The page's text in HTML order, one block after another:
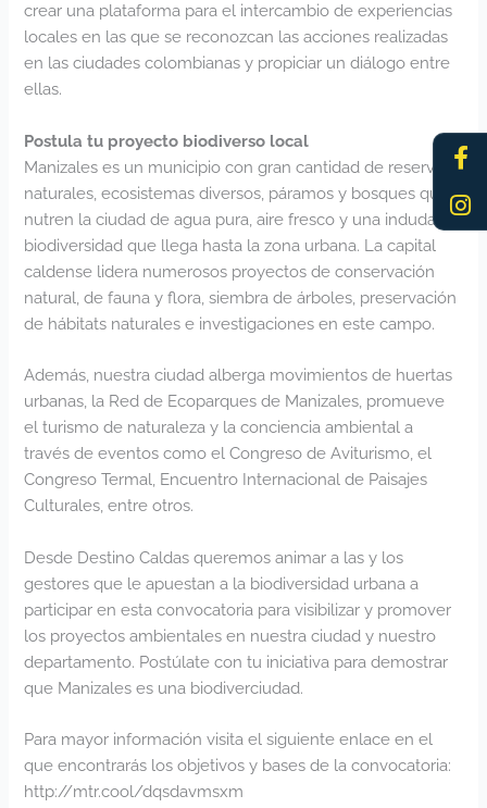
f
crear una plataforma para el intercambio de experiencias
locales en las que se reconozcan las acciones realizadas
en las ciudades colombianas y propiciar un diálogo entre
ellas.
Postula tu proyecto biodiverso local
Manizales es un municipio con gran cantidad de reservas
naturales, ecosistemas diversos, páramos y bosques que
nutren la ciudad de agua pura, aire fresco y una indudable
biodiversidad que llega hasta la zona urbana. La capital
caldense lidera numerosos proyectos de conservación
natural, de fauna y flora, siembra de árboles, preservación
de hábitats naturales e investigaciones en este campo.
Además, nuestra ciudad alberga movimientos de huertas
urbanas, la Red de Ecoparques de Manizales, promueve
el turismo de naturaleza y la conciencia ambiental a
través de eventos como el Congreso de Aviturismo, el
Congreso Termal, Encuentro Internacional de Paisajes
Culturales, entre otros.
Desde Destino Caldas queremos animar a las y los
gestores que le apuestan a la biodiversidad urbana a
participar en esta convocatoria para visibilizar y promover
los proyectos ambientales en nuestra ciudad y nuestro
departamento. Postúlate con tu iniciativa para demostrar
que Manizales es una biodiverciudad.
Para mayor información visita el siguiente enlace en el
que encontrarás los objetivos y bases de la convocatoria:
http://mtr.cool/dqsdavmsxm